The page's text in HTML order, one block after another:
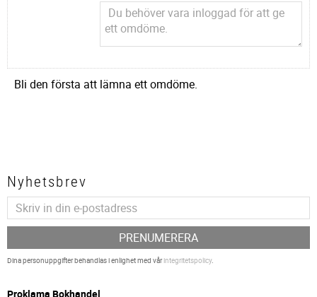
Bli den första att lämna ett omdöme.
Nyhetsbrev
PRENUMERERA
Dina personuppgifter behandlas i enlighet med vårintegritetspolicy.
Proklama Bokhandel